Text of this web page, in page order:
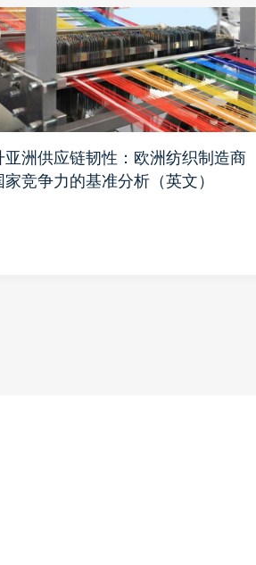
亚洲供应链韧性：欧洲纺织制造商
家竞争力的基准分析（英文）